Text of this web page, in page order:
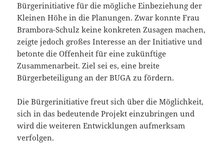
Bürgerinitiative für die mögliche Einbeziehung der
Kleinen Höhe in die Planungen. Zwar konnte Frau
Brambora-Schulz keine konkreten Zusagen machen,
zeigte jedoch großes Interesse an der Initiative und
betonte die Offenheit für eine zukünftige
Zusammenarbeit. Ziel sei es, eine breite
Bürgerbeteiligung an der BUGA zu fördern.
Die Bürgerinitiative freut sich über die Möglichkeit,
sich in das bedeutende Projekt einzubringen und
wird die weiteren Entwicklungen aufmerksam
verfolgen.